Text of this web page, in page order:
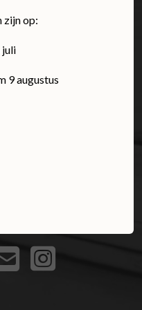
zijn op:
juli
9 augustus